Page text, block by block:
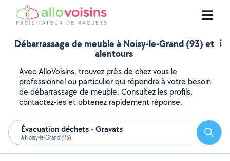
Débarrassage de meuble à Noisy-le-Grand (93) et
alentours
Avec AlloVoisins, trouvez près de chez vous le
professionnel ou particulier qui répondra à votre besoin
de débarrassage de meuble. Consultez les profils,
contactez-les et obtenez rapidement réponse.
Évacuation déchets - Gravats
à Noisy-le-Grand (93)